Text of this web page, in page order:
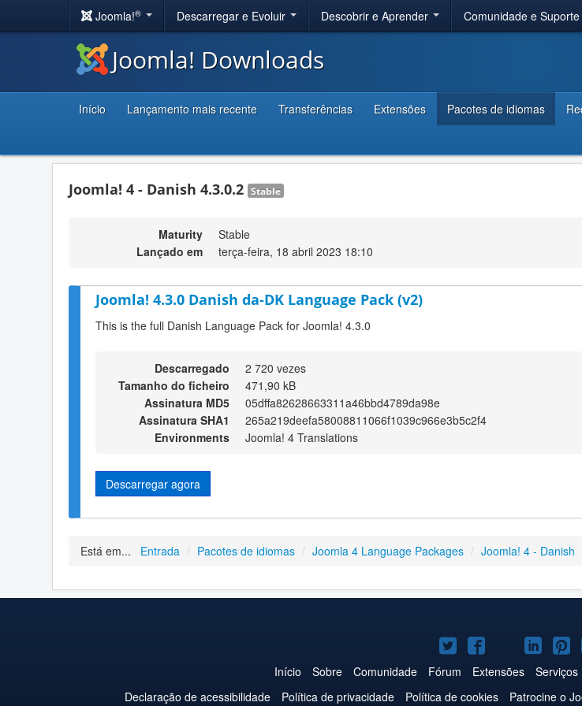
Joomla!® Descarregar e Evoluir Descobrir e Aprender Comunidade e Suporte
Joomla! Downloads
Início Lançamento mais recente Transferências Extensões Pacotes de idiomas
Joomla! 4 - Danish 4.3.0.2 Stable
Maturity
Stable
Lançado em
terça-feira, 18 abril 2023 18:10
Joomla! 4.3.0 Danish da-DK Language Pack (v2)
This is the full Danish Language Pack for Joomla! 4.3.0
Descarregado
2 720 vezes
Tamanho do ficheiro
471,90 kB
Assinatura MD5
05dffa82628663311a46bbd4789da98e
Assinatura SHA1
265a219deefa58008811066f1039c966e3b5c2f4
Environments
Joomla! 4 Translations
Descarregar agora
Está em... Entrada / Pacotes de idiomas / Joomla 4 Language Packages / Joomla! 4 - Danish
Joomla!
no
Twitter
Joomla!
no
Facebook
Joomla!
no
YouTube
no no
Início Sobre Comunidade Fórum Extensões Serviços
Declaração de acessibilidade
Política de privacidade Política de cookies Patrocine o